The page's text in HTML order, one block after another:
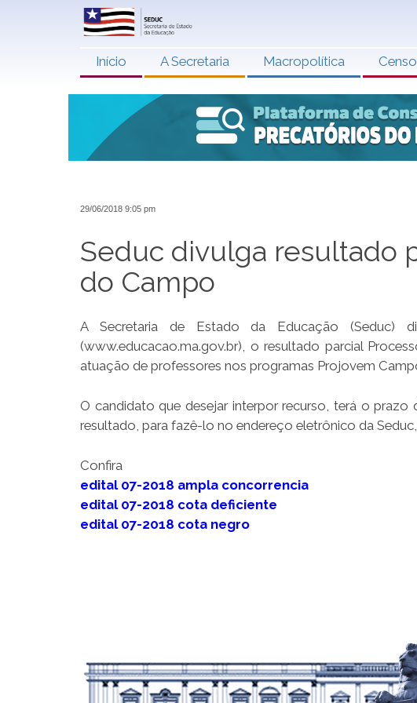
Início A Secretaria Macropolítica
29/06/2018 9:05 pm
Seduc divulga resultado
do Campo
A Secretaria de Estado da Educação (Seduc)
(www.educacao.ma.gov.br), o resultado parcial
atuação de professores nos programas Projovem
O candidato que desejar interpor recurso, terá o
resultado, para fazê-lo no endereço eletrônico da
Confira
edital 07-2018 ampla concorrencia
edital 07-2018 cota deficiente
edital 07-2018 cota negro